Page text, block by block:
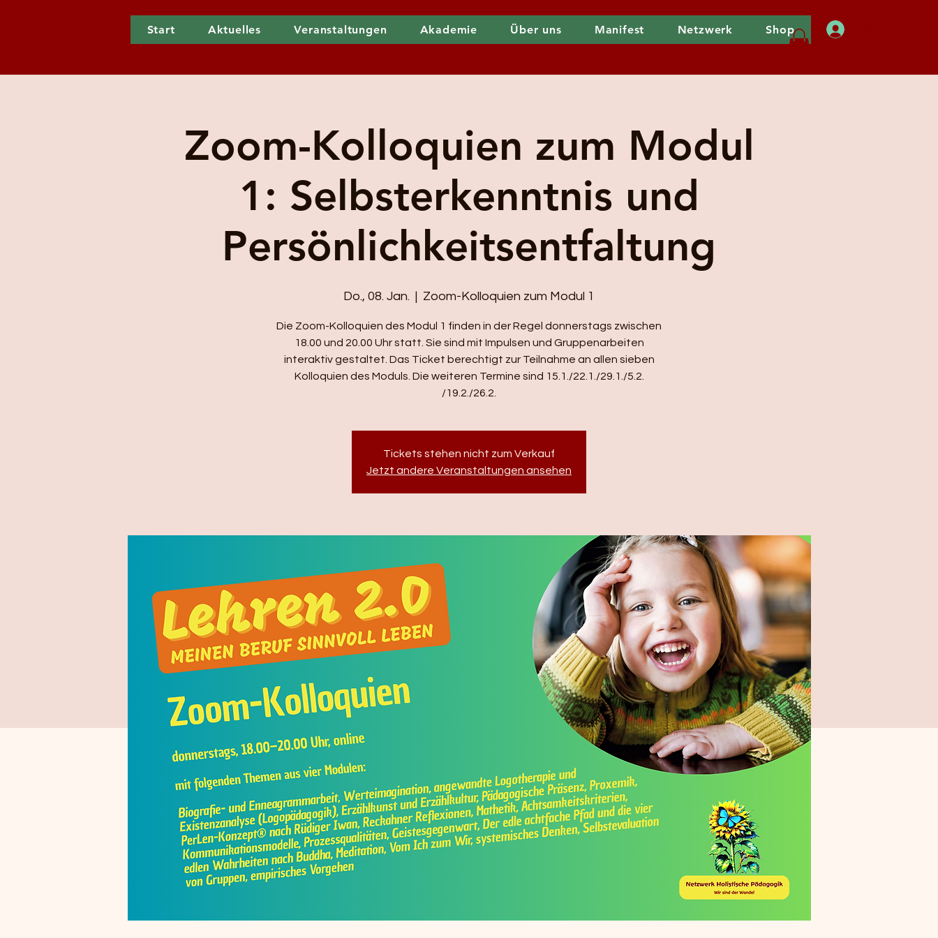
Start Aktuelles Veranstaltungen Akademie Über uns Manifest Netzwerk Shop
Zoom-Kolloquien zum Modul
1: Selbsterkenntnis und
Persönlichkeitsentfaltung
Do., 08. Jan.
  |
Zoom-Kolloquien zum Modul 1
Die Zoom-Kolloquien des Modul 1 finden in der Regel donnerstags zwischen
18.00 und 20.00 Uhr statt. Sie sind mit Impulsen und Gruppenarbeiten
interaktiv gestaltet. Das Ticket berechtigt zur Teilnahme an allen sieben
Kolloquien des Moduls. Die weiteren Termine sind 15.1./22.1./29.1./5.2.
/19.2./26.2.
Tickets stehen nicht zum Verkauf
Jetzt andere Veranstaltungen ansehen